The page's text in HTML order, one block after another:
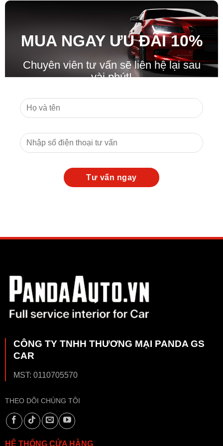
MUA NGAY ƯU ĐÃI10%
Chuyên viên tư vấn sẽ liên hệ lại sau
vài phút!
CÔNG TY TNHH THƯƠNG MẠI PANDA GS
CAR
MST: 0110705570
THEO DÕI CHÚNG TÔI
HỆ THỐNG CỬA HÀNG